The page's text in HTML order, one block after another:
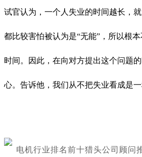
试官认为，一个人失业的时间越长，
都比较害怕被认为是“无能”，所以根
时间。因此，在向对方提出这个问题
心。告诉他，我们从不把失业看成是一